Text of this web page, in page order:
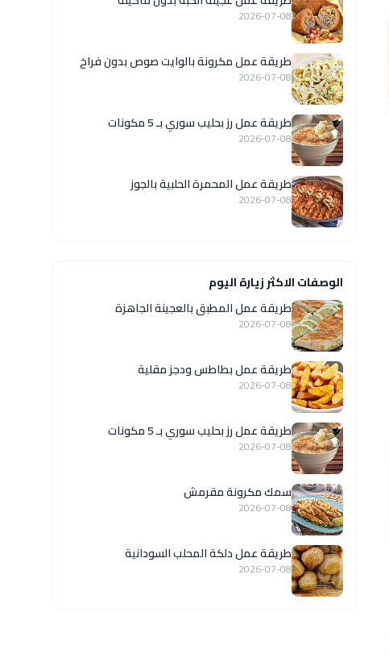
2026-07-08
طريقة عمل مكرونة بالوايت صوص بدون فراخ
2026-07-08
طريقة عمل رز بحليب سوري بـ 5 مكونات
2026-07-08
طريقة عمل المحمرة الحلبية بالجوز
2026-07-08
الوصفات الاكثر زيارة اليوم
طريقة عمل المطبق بالعجينة الجاهزة
2026-07-08
طريقة عمل بطاطس ودجز مقلية
2026-07-08
طريقة عمل رز بحليب سوري بـ 5 مكونات
2026-07-08
سمك مكرونة مقرمش
2026-07-08
طريقة عمل دلكة المحلب السودانية
2026-07-08